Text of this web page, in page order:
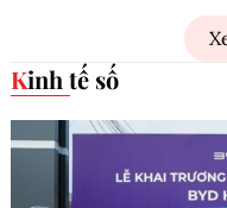
Kinh tế số